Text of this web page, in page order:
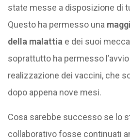
state messe a disposizione di
Questo ha permesso una
della malattia e dei suoi
soprattutto ha permesso
realizzazione dei vaccini, che
dopo appena nove mesi.
Cosa sarebbe successo se lo
collaborativo fosse continuati